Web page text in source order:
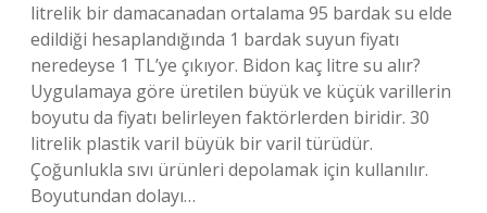
litrelik bir damacanadan ortalama 95 bardak su elde
edildiği hesaplandığında 1 bardak suyun fiyatı
neredeyse 1 TL’ye çıkıyor. Bidon kaç litre su alır?
Uygulamaya göre üretilen büyük ve küçük varillerin
boyutu da fiyatı belirleyen faktörlerden biridir. 30
litrelik plastik varil büyük bir varil türüdür.
Çoğunlukla sıvı ürünleri depolamak için kullanılır.
Boyutundan dolayı…